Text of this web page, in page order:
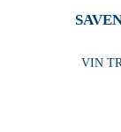
VIN